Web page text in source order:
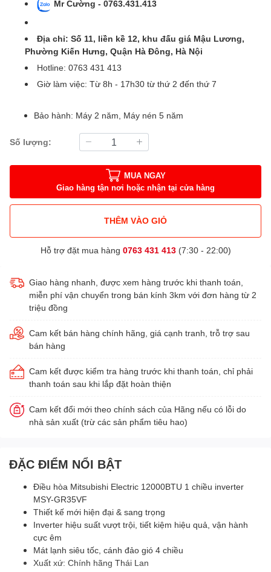
Mr Cường - 0763.431.413
Địa chỉ: Số 11, liền kề 12, khu đấu giá Mậu Lương,
Phường Kiến Hưng, Quận Hà Đông, Hà Nội
Hotline: 0763 431 413
Giờ làm việc: Từ 8h - 17h30 từ thứ 2 đến thứ 7
Bảo hành: Máy 2 năm, Máy nén 5 năm
Số lượng:
MUA NGAY
Giao hàng tận nơi hoặc nhận tại cửa hàng
THÊM VÀO GIỎ
Hỗ trợ đặt mua hàng 0763 431 413(7:30 - 22:00)
Giao hàng nhanh, được xem hàng trước khi thanh toán,
miễn phí vận chuyển trong bán kính 3km với đơn hàng từ 2
triệu đồng
Cam kết bán hàng chính hãng, giá cạnh tranh, trỗ trợ sau
bán hàng
Cam kết được kiểm tra hàng trước khi thanh toán, chỉ phải
thanh toán sau khi lắp đặt hoàn thiện
Cam kết đổi mới theo chính sách của Hãng nếu có lỗi do
nhà sản xuất (trừ các sản phẩm tiêu hao)
ĐẶC ĐIỂM NỔI BẬT
Điều hòa Mitsubishi Electric 12000BTU 1 chiều inverter
MSY-GR35VF
Thiết kế mới hiện đại & sang trọng
Inverter hiệu suất vượt trội, tiết kiệm hiệu quả, vận hành
cực êm
Mát lạnh siêu tốc, cánh đảo gió 4 chiều
Xuất xứ: Chính hãng Thái Lan